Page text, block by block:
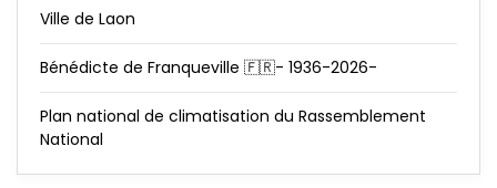
Ville de Laon
Bénédicte de Franqueville 🇫🇷- 1936-2026-
Plan national de climatisation du Rassemblement
National